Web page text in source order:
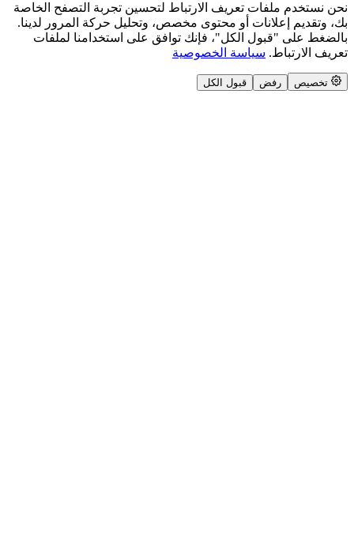
الارتباط لتحسين تجربة التصفح الخاصة
أو محتوى مخصص، وتحليل حركة المرور لدينا.
فإنك توافق على استخدامنا لملفات
الخصوصية
قبول الكل